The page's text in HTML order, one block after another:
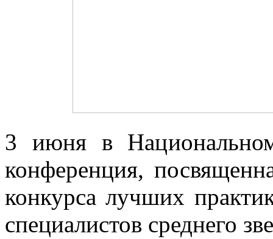
3 июня в Национальном
конференция,
конкурса лучших
специалистов среднего